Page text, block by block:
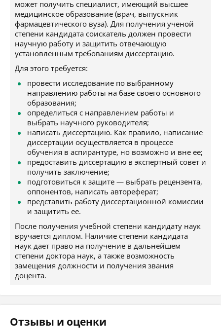
может получить специалист, имеющий высшее
медицинское образование (врач, выпускник
фармацевтического вуза). Для получения ученой
степени кандидата соискатель должен провести
научную работу и защитить отвечающую
установленным требованиям диссертацию.
Для этого требуется:
провести исследование по выбранному
направлению работы на базе своего основного
образования;
определиться с направлением работы и
выбрать научного руководителя;
написать диссертацию. Как правило, написание
диссертации осуществляется в процессе
обучения в аспирантуре, но возможно и вне ее;
предоставить диссертацию в экспертный совет и
получить заключение;
подготовиться к защите — выбрать рецензента,
оппонентов, написать автореферат;
представить работу диссертационной комиссии
и защитить ее.
После получения учебной степени кандидату наук
вручается диплом. Наличие степени кандидата
наук дает право на получение в дальнейшем
степени доктора наук, а также возможность
замещения должности и получения звания
доцента.
Отзывы и оценки